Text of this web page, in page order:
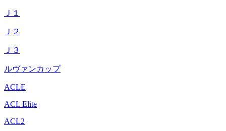
Ｊ１
Ｊ２
Ｊ３
ルヴァンカップ
ACLE
ACL Elite
ACL2